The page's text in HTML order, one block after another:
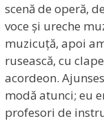
scenă de operă,
voce și ureche
muzicuță, apoi
rusească, cu
acordeon.
modă atunci; eu
profesori de